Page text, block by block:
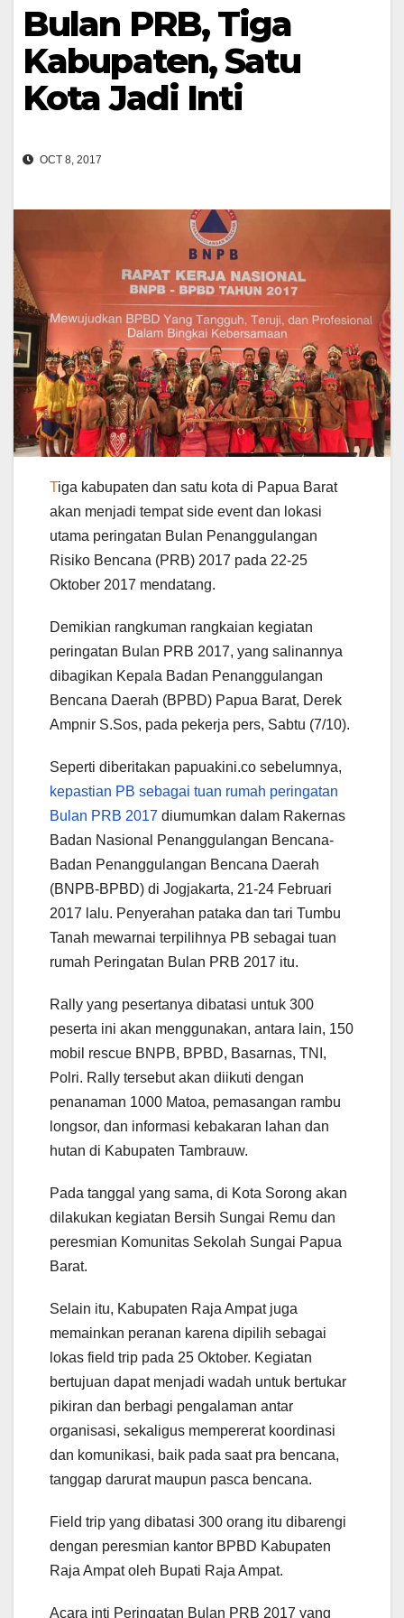
Bulan PRB, Tiga
Kabupaten, Satu
Kota Jadi Inti
OCT 8, 2017
Tiga kabupaten dan satu kota di Papua Barat
akan menjadi tempat side event dan lokasi
utama peringatan Bulan Penanggulangan
Risiko Bencana (PRB) 2017 pada 22-25
Oktober 2017 mendatang.
Demikian rangkuman rangkaian kegiatan
peringatan Bulan PRB 2017, yang salinannya
dibagikan Kepala Badan Penanggulangan
Bencana Daerah (BPBD) Papua Barat, Derek
Ampnir S.Sos, pada pekerja pers, Sabtu (7/10).
Seperti diberitakan papuakini.co sebelumnya,
kepastian PB sebagai tuan rumah peringatan
Bulan PRB 2017 diumumkan dalam Rakernas
Badan Nasional Penanggulangan Bencana-
Badan Penanggulangan Bencana Daerah
(BNPB-BPBD) di Jogjakarta, 21-24 Februari
2017 lalu. Penyerahan pataka dan tari Tumbu
Tanah mewarnai terpilihnya PB sebagai tuan
rumah Peringatan Bulan PRB 2017 itu.
Rally yang pesertanya dibatasi untuk 300
peserta ini akan menggunakan, antara lain, 150
mobil rescue BNPB, BPBD, Basarnas, TNI,
Polri. Rally tersebut akan diikuti dengan
penanaman 1000 Matoa, pemasangan rambu
longsor, dan informasi kebakaran lahan dan
hutan di Kabupaten Tambrauw.
Pada tanggal yang sama, di Kota Sorong akan
dilakukan kegiatan Bersih Sungai Remu dan
peresmian Komunitas Sekolah Sungai Papua
Barat.
Selain itu, Kabupaten Raja Ampat juga
memainkan peranan karena dipilih sebagai
lokas field trip pada 25 Oktober. Kegiatan
bertujuan dapat menjadi wadah untuk bertukar
pikiran dan berbagi pengalaman antar
organisasi, sekaligus mempererat koordinasi
dan komunikasi, baik pada saat pra bencana,
tanggap darurat maupun pasca bencana.
Field trip yang dibatasi 300 orang itu dibarengi
dengan peresmian kantor BPBD Kabupaten
Raja Ampat oleh Bupati Raja Ampat.
Acara inti Peringatan Bulan PRB 2017 yang